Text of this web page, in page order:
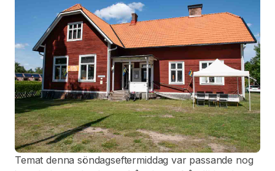
tjugotal personer som kom till den före detta skolan
vid Verumsvägen, en byggnad som numera förvaltas
av Wittsjö hembygdsförening.
Temat denna söndagseftermiddag var passande nog